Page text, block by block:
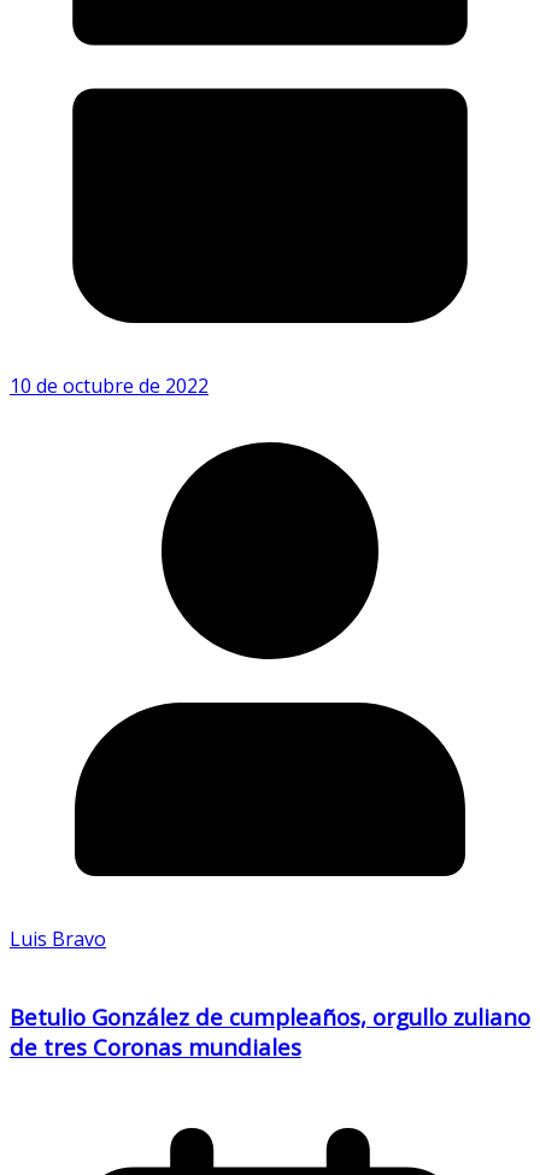
10 de octubre de 2022
Luis Bravo
Betulio González de cumpleaños, orgullo zuliano
de tres Coronas mundiales